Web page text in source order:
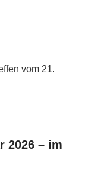
vom 21.
2026 – im